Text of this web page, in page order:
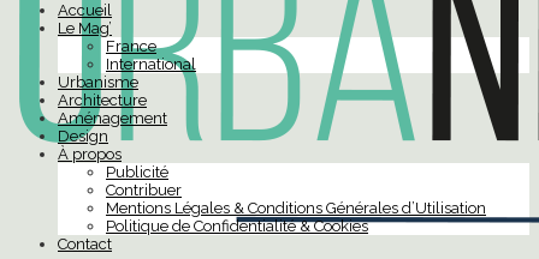
Accueil
Le Mag’
France
International
Urbanisme
Architecture
Aménagement
Design
À propos
Publicité
Contribuer
Mentions Légales & Conditions Générales d’Utilisation
Politique de Confidentialité & Cookies
Contact